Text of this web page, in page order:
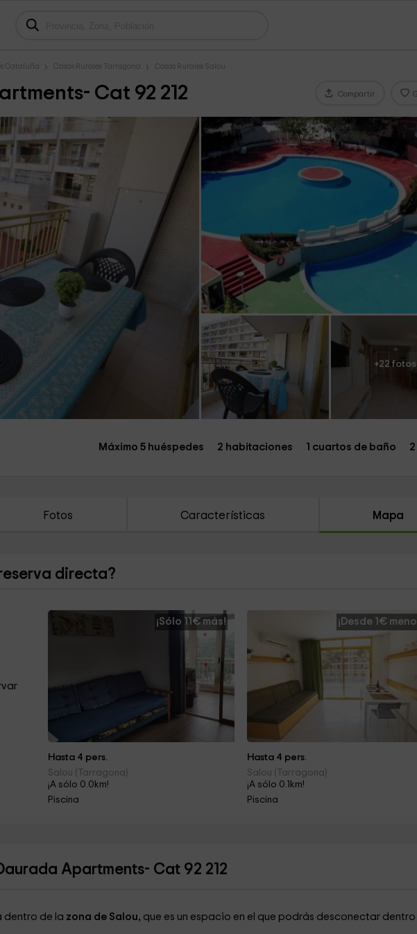
Cataluña Casas Rurales Tarragona Casas Rurales Salou
Cat 92 212 Compartir
+22 fotos
Máximo 5 huéspedes 2 habitaciones 1 cuartos de baño
Fotos Características Mapa
directa?
¡Sólo 11€ más!
Hasta 4 pers.
Salou (Tarragona)
¡A sólo 0.0km!
Piscina
¡Desde 1€
Hasta 4 pers.
Salou (Tarragona)
¡A sólo 0.1km!
Piscina
Apartments- Cat 92 212
dentro de la zona de Salou, que es un espacio en el que podrás desconectar